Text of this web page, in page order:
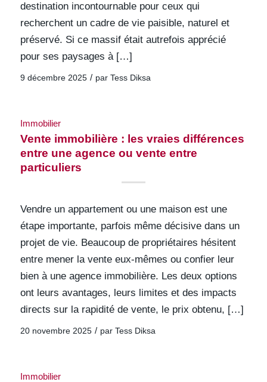
destination incontournable pour ceux qui
recherchent un cadre de vie paisible, naturel et
préservé. Si ce massif était autrefois apprécié
pour ses paysages à […]
9 décembre 2025 / par Tess Diksa
Immobilier
Vente immobilière : les vraies différences
entre une agence ou vente entre
particuliers
Vendre un appartement ou une maison est une
étape importante, parfois même décisive dans un
projet de vie. Beaucoup de propriétaires hésitent
entre mener la vente eux-mêmes ou confier leur
bien à une agence immobilière. Les deux options
ont leurs avantages, leurs limites et des impacts
directs sur la rapidité de vente, le prix obtenu, […]
20 novembre 2025 / par Tess Diksa
Immobilier